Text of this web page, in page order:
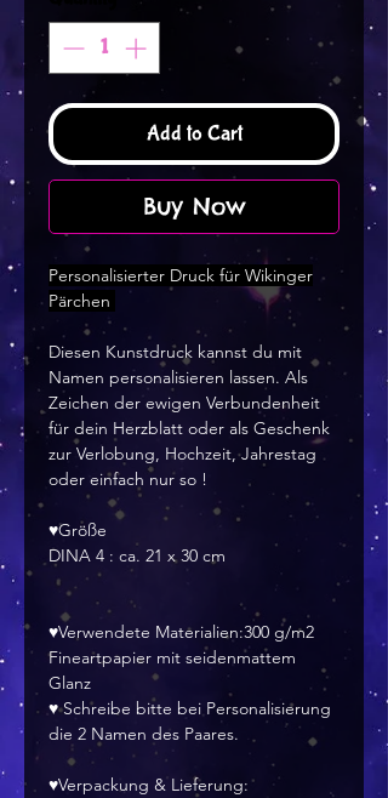
Add to Cart
Buy Now
Personalisierter Druck für Wikinger
Pärchen
Diesen Kunstdruck kannst du mit
Namen personalisieren lassen. Als
Zeichen der ewigen Verbundenheit
für dein Herzblatt oder als Geschenk
zur Verlobung, Hochzeit, Jahrestag
oder einfach nur so !
♥Größe
DINA 4 : ca. 21 x 30 cm
♥Verwendete Materialien:300 g/m2
Fineartpapier mit seidenmattem
Glanz
♥ Schreibe bitte bei Personalisierung
die 2 Namen des Paares.
♥Verpackung & Lieferung: